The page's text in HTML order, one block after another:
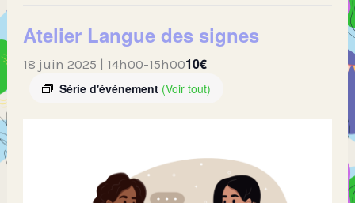
Atelier Langue des signes
18 juin 2025 | 14h00-15h00
Série d'événement (Voir tout)
10€